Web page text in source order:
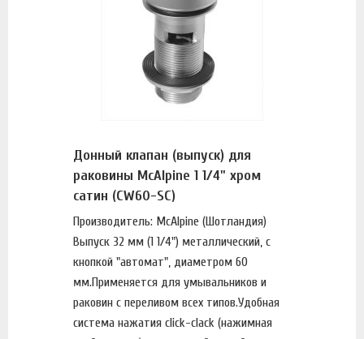
Донный клапан (выпуск) для
раковины McAlpine 1 1/4" хром
сатин (CW60-SC)
Производитель: McAlpine (Шотландия)
Выпуск 32 мм (1 1/4") металлический, с
кнопкой "автомат", диаметром 60
мм.Применяется для умывальников и
раковин с переливом всех типов.Удобная
система нажатия click-clack (нажимная